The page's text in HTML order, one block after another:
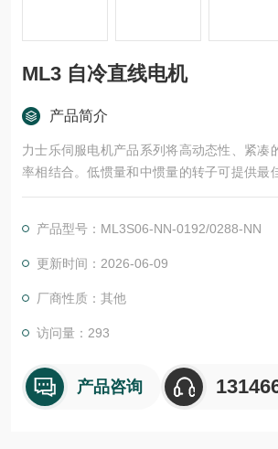
ML3 自冷直线电机
产品简介
力士乐伺服电机产品系列将高动态性、紧凑
率相结合。低惯量和中惯量的转子可提供最
业 4.0 环境中的智能解决方案，电机用作数
产品型号：ML3S06-NN-0192/0288-NN
更新时间：2026-06-09
厂商性质：其他
访问量：293
产品咨询